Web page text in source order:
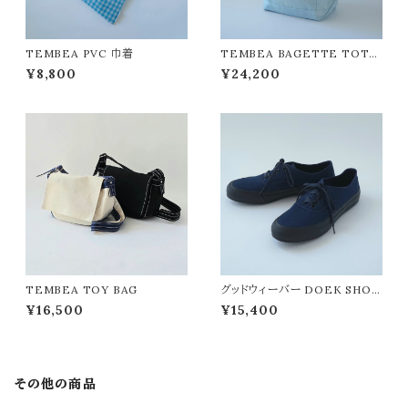
TEMBEA PVC 巾着
¥8,800
TEMBEA BAGETTE TOTE
VEGETABLE DYE
¥24,200
TEMBEA TOY BAG
¥16,500
グッドウィーバー DOEK SHOE
INDUSTRIES / OXFORD(I
NGIGO INDIGO) 25cm
¥15,400
その他の商品